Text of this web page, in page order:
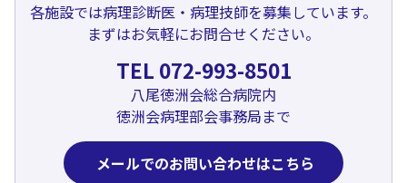
各施設では病理診断医・病理技師を募集しています。
まずはお気軽にお問合せください。
TEL 072-993-8501
八尾徳洲会総合病院内
徳洲会病理部会事務局まで
メールでのお問い合わせはこちら